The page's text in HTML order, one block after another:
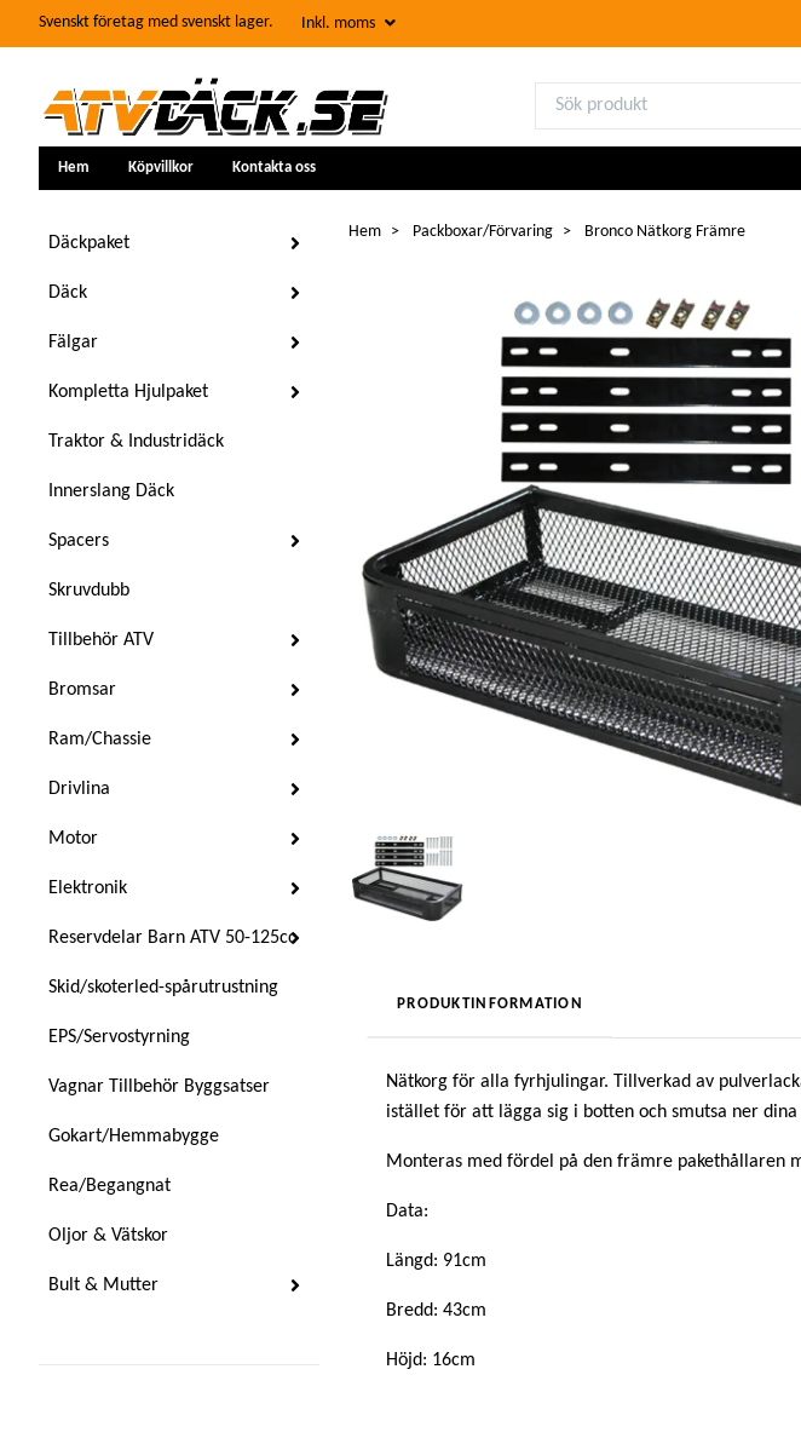
Svenskt företag med svenskt lager. Inkl. moms
Hem Köpvillkor Kontakta oss
Däckpaket
Däck
Fälgar
Kompletta Hjulpaket
Traktor & Industridäck
Innerslang Däck
Spacers
Skruvdubb
Tillbehör ATV
Bromsar
Ram/Chassie
Drivlina
Motor
Elektronik
Reservdelar Barn ATV 50-125cc
Skid/skoterled-spårutrustning
EPS/Servostyrning
Vagnar Tillbehör Byggsatser
Gokart/Hemmabygge
Rea/Begangnat
Oljor & Vätskor
Bult & Mutter
Hem Packboxar/Förvaring Bronco Nätkorg Främre
PRODUKTINFORMATION
Nätkorg för alla fyrhjulingar. Tillverkad av
istället för att lägga sig i botten och smutsa ner dina
Monteras med fördel på den främre pakethållaren
Data:
Längd: 91cm
Bredd: 43cm
Höjd: 16cm